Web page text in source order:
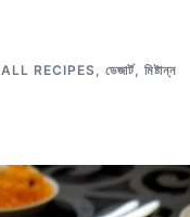
ALL RECIPES ডেজার্ট, মিষ্টান্ন